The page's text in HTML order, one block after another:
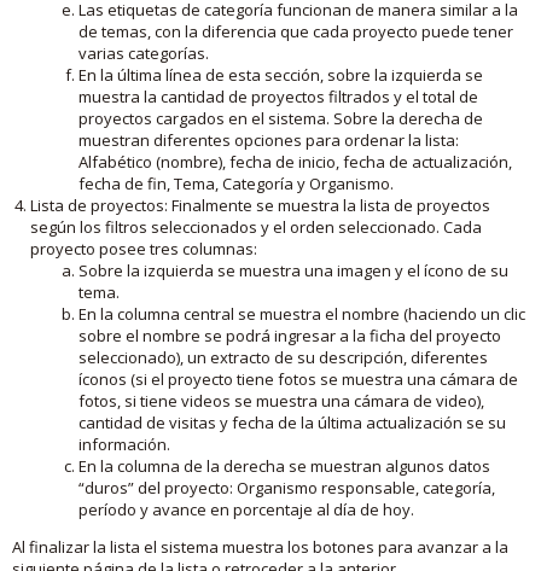
Las etiquetas de categoría funcionan de manera similar a la
de temas, con la diferencia que cada proyecto puede tener
varias categorías.
En la última línea de esta sección, sobre la izquierda se
muestra la cantidad de proyectos filtrados y el total de
proyectos cargados en el sistema. Sobre la derecha de
muestran diferentes opciones para ordenar la lista:
Alfabético (nombre), fecha de inicio, fecha de actualización,
fecha de fin, Tema, Categoría y Organismo.
Lista de proyectos: Finalmente se muestra la lista de proyectos
según los filtros seleccionados y el orden seleccionado. Cada
proyecto posee tres columnas:
Sobre la izquierda se muestra una imagen y el ícono de su
tema.
En la columna central se muestra el nombre (haciendo un clic
sobre el nombre se podrá ingresar a la ficha del proyecto
seleccionado), un extracto de su descripción, diferentes
íconos (si el proyecto tiene fotos se muestra una cámara de
fotos, si tiene videos se muestra una cámara de video),
cantidad de visitas y fecha de la última actualización se su
información.
En la columna de la derecha se muestran algunos datos
“duros” del proyecto: Organismo responsable, categoría,
período y avance en porcentaje al día de hoy.
Al finalizar la lista el sistema muestra los botones para avanzar a la